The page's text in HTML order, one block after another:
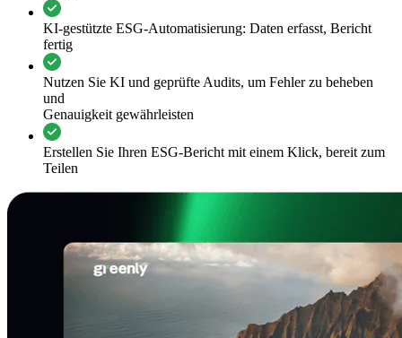
KI-gestützte ESG-Automatisierung: Daten erfasst, Bericht
fertig
Nutzen Sie KI und geprüfte Audits, um Fehler zu beheben
und
Genauigkeit gewährleisten
Erstellen Sie Ihren ESG-Bericht mit einem Klick, bereit zum
Teilen